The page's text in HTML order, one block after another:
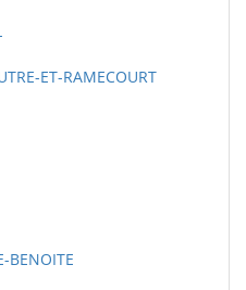
ET-RAMECOURT
BENOITE